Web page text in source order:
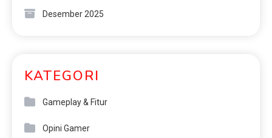
Desember 2025
KATEGORI
Gameplay & Fitur
Opini Gamer